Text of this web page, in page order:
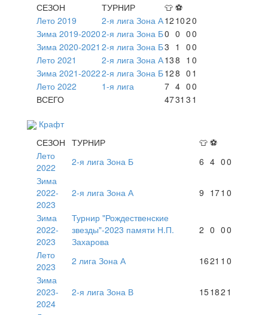
СЕЗОН
ТУРНИР 👕 ⚽
Лето 2019
2-я лига Зона А12 1020
Зима 2019-20202-я лига Зона Б0 0 00
Зима 2020-2021 2-я лига Зона Б3 1 00
Лето 2021
2-я лига Зона А138 1 0
Зима 2021-20222-я лига Зона Б128 0 1
Лето 2022
1-я лига 7 4 00
ВСЕГО
4731 3 1
Крафт
СЕЗОН ТУРНИР 👕 ⚽
Лето
2022
2-я лига Зона Б 6 4 00
Зима
2022-
2023
2-я лига Зона А 9 171 0
Зима
2022-
2023
Турнир "Рождественские
звезды"-2023 памяти Н.П.
Захарова
2 0 00
Лето
2023
2 лига Зона А 1621 1 0
Зима
2023-
2024
2-я лига Зона В 15182 1